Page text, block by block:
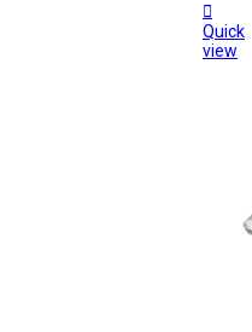

Quick
view